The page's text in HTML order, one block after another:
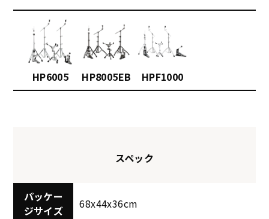
HP6005 HP8005EB HPF1000
スペック
パッケー
ジサイズ
68x44x36cm